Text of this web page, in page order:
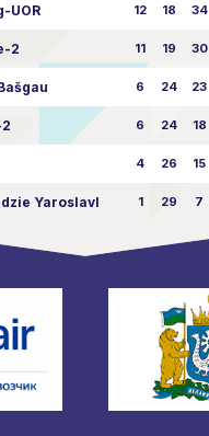
UOR 12 18 34
2 11 19 30
6 24 23
6 24 18
4 26 15
Yaroslavl 1 29 7